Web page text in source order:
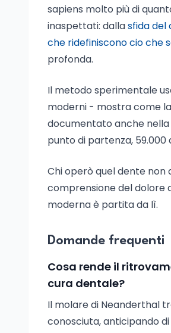
sapiens molto più di
inaspettati: dallasfida del
che ridefiniscono cio che
profonda.
Il metodo sperimentale
moderni - mostra come
documentato anche
punto di partenza,
Chi operò quel dente non
comprensione del dolore
moderna è partita da lì.
Domande frequenti
Cosa rende il
cura dentale?
Il molare di Neanderthal
conosciuta, anticipando